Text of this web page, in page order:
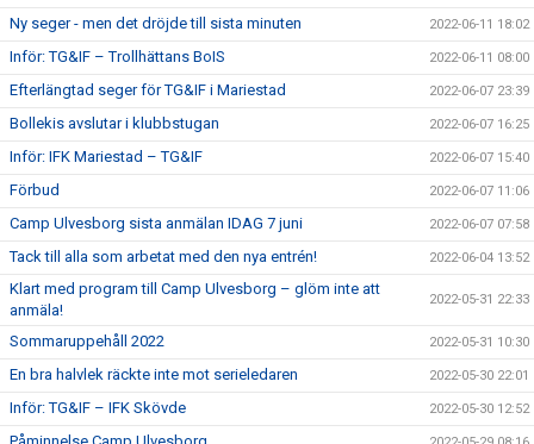
Ny seger - men det dröjde till sista minuten 2022-06-11 18:02
Inför: TG&IF – Trollhättans BoIS 2022-06-11 08:00
Efterlängtad seger för TG&IF i Mariestad 2022-06-07 23:39
Bollekis avslutar i klubbstugan 2022-06-07 16:25
Inför: IFK Mariestad – TG&IF 2022-06-07 15:40
Förbud 2022-06-07 11:06
Camp Ulvesborg sista anmälan IDAG 7 juni 2022-06-07 07:58
Tack till alla som arbetat med den nya entrén! 2022-06-04 13:52
Klart med program till Camp Ulvesborg – glöm inte att
anmäla!
2022-05-31 22:33
Sommaruppehåll 2022 2022-05-31 10:30
En bra halvlek räckte inte mot serieledaren 2022-05-30 22:01
Inför: TG&IF – IFK Skövde 2022-05-30 12:52